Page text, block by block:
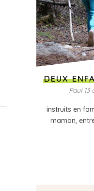
DEUX
Paul 13
instruits en
maman,